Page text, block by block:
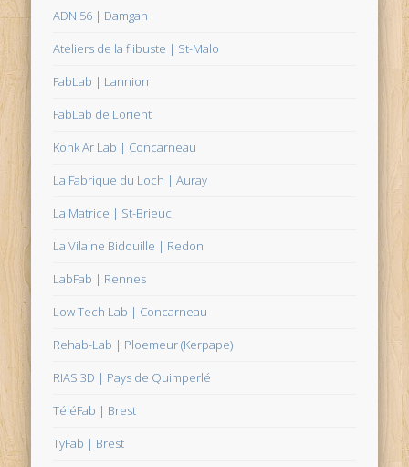
ADN 56 | Damgan
Ateliers de la flibuste | St-Malo
FabLab | Lannion
FabLab de Lorient
Konk Ar Lab | Concarneau
La Fabrique du Loch | Auray
La Matrice | St-Brieuc
La Vilaine Bidouille | Redon
LabFab | Rennes
Low Tech Lab | Concarneau
Rehab-Lab | Ploemeur (Kerpape)
RIAS 3D | Pays de Quimperlé
TéléFab | Brest
TyFab | Brest